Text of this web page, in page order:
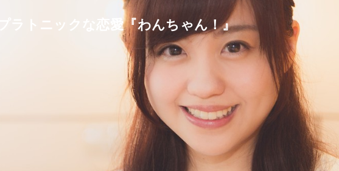
プラトニックな恋愛『わんちゃん！』